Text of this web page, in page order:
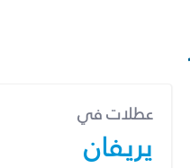
عطلات في
يريفان